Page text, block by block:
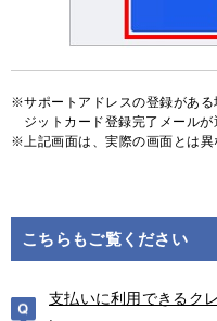
サポートアドレスの登録があ
ジットカード登録完了メールが
上記画面は、実際の画面とは異
こちらもご覧ください
支払いに利用できるク